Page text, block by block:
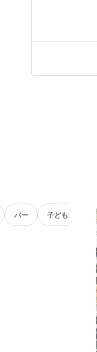
バー 子ども向け